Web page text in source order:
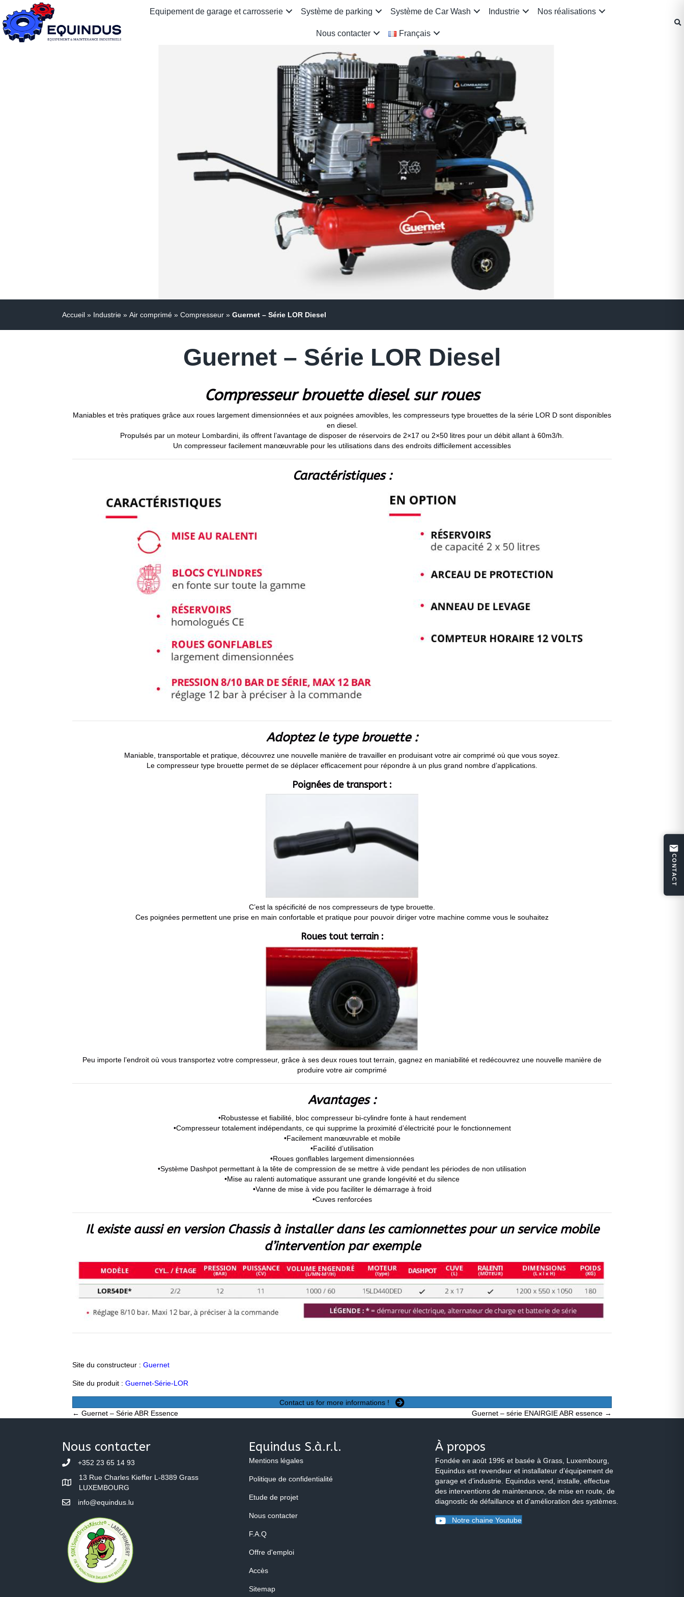
Equipement de garage et carrosserie Système de parking Système de Car Wash Industrie Nos réalisations
Nous contacter Français
Accueil » Industrie » Air comprimé » Compresseur » Guernet – Série LOR Diesel
Guernet – Série LOR Diesel
Compresseur brouette diesel sur roues
Maniables et très pratiques grâce aux roues largement dimensionnées et aux poignées amovibles, les compresseurs type brouettes de la série LOR D sont disponibles
en diesel.
Propulsés par un moteur Lombardini, ils offrent l’avantage de disposer de réservoirs de 2×17 ou 2×50 litres pour un débit allant à 60m3/h.
Un compresseur facilement manœuvrable pour les utilisations dans des endroits difficilement accessibles
Caractéristiques :
Adoptez le type brouette :
Maniable, transportable et pratique, découvrez une nouvelle manière de travailler en produisant votre air comprimé où que vous soyez.
Le compresseur type brouette permet de se déplacer efficacement pour répondre à un plus grand nombre d’applications.
Poignées de transport :
C’est la spécificité de nos compresseurs de type brouette.
Ces poignées permettent une prise en main confortable et pratique pour pouvoir diriger votre machine comme vous le souhaitez
Roues tout terrain :
Peu importe l’endroit où vous transportez votre compresseur, grâce à ses deux roues tout terrain, gagnez en maniabilité et redécouvrez une nouvelle manière de
produire votre air comprimé
Avantages :
•Robustesse et fiabilité, bloc compresseur bi-cylindre fonte à haut rendement
•Compresseur totalement indépendants, ce qui supprime la proximité d’électricité pour le fonctionnement
•Facilement manœuvrable et mobile
•Facilité d’utilisation
•Roues gonflables largement dimensionnées
•Système Dashpot permettant à la tête de compression de se mettre à vide pendant les périodes de non utilisation
•Mise au ralenti automatique assurant une grande longévité et du silence
•Vanne de mise à vide pou faciliter le démarrage à froid
•Cuves renforcées
Il existe aussi en version Chassis à installer dans les camionnettes pour un service mobile
d’intervention par exemple
Site du constructeur : Guernet
Site du produit : Guernet-Série-LOR
Contact us for more informations !
Posts
navigation
← Guernet – Série ABR Essence Guernet – série ENAIRGIE ABR essence →
Nous contacter
+352 23 65 14 93
13 Rue Charles Kieffer L-8389 Grass
LUXEMBOURG
info@equindus.lu
Equindus S.à.r.l.
Mentions légales
Politique de confidentialité
Etude de projet
Nous contacter
F.A.Q
Offre d'emploi
Accès
Sitemap
À propos
Fondée en août 1996 et basée à Grass, Luxembourg,
Equindus est revendeur et installateur d’équipement de
garage et d’industrie. Equindus vend, installe, effectue
des interventions de maintenance, de mise en route, de
diagnostic de défaillance et d’amélioration des systèmes.
Notre chaine Youtube
CONTACT